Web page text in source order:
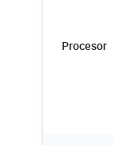
Procesor